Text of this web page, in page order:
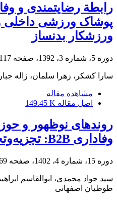
رابطة رضایتمندی و
پوشاک ورزشی داخلی
ورزشکار بدنساز
دوره 5، شماره 3، 1392، صفحه 117-136
سارا کشکر، زهرا سلمان، ژاله
مشاهده مقاله
اصل مقاله 149.45 K
روندهای نوظهور و
وفاداری B2B: تجزیه‌وتحلیل علم‌سنجی
دوره 15، شماره 4، 1402، صفحه 688
سید جواد محمدی، ابوالقاسم
طوطیان اصفهانی